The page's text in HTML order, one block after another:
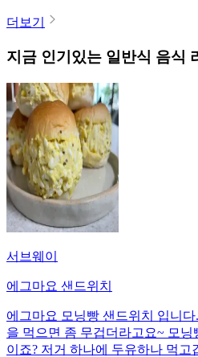
더보기
지금 인기있는 일반식 음식
서브웨이
에그마요 샌드위치
에그마요 모닝빵 샌드위치 입니
을 먹으면 좀 무겁더라고요~ 모
이죠? 저거 하나에 두유하나 먹고